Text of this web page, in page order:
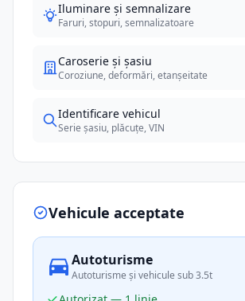
Iluminare și semnalizare
Faruri, stopuri, semnalizatoare
Caroserie și șasiu
Coroziune, deformări, etanșeitate
Identificare vehicul
Serie șasiu, plăcuțe, VIN
Vehicule acceptate
Autoturisme
Autoturisme și vehicule sub 3.5t